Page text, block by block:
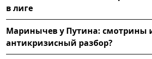
в лиге
Маринычев у Путина: смотрины
антикризисный разбор?